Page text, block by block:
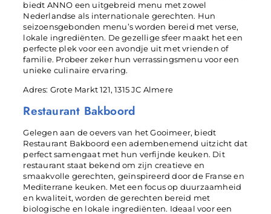
biedt ANNO een uitgebreid menu met zowel
Nederlandse als internationale gerechten. Hun
seizoensgebonden menu’s worden bereid met verse,
lokale ingrediënten. De gezellige sfeer maakt het een
perfecte plek voor een avondje uit met vrienden of
familie. Probeer zeker hun verrassingsmenu voor een
unieke culinaire ervaring.
Adres: Grote Markt 121, 1315 JC Almere
Restaurant Bakboord
Gelegen aan de oevers van het Gooimeer, biedt
Restaurant Bakboord een adembenemend uitzicht dat
perfect samengaat met hun verfijnde keuken. Dit
restaurant staat bekend om zijn creatieve en
smaakvolle gerechten, geïnspireerd door de Franse en
Mediterrane keuken. Met een focus op duurzaamheid
en kwaliteit, worden de gerechten bereid met
biologische en lokale ingrediënten. Ideaal voor een